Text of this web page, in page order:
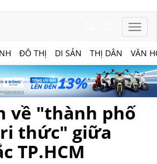
ĐÔ THỊ DI SẢN THỊ DÂN VĂN
về "thành phố
thức" giữa
TP.HCM